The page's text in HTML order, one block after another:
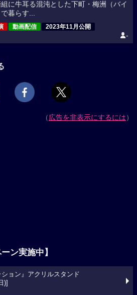
に牛耳る混沌とした下町・梅洲（バイ
暮らす...
動画配信 2023年11月公開
-
（広告を非表示にするには）
ン実施中】
ション』アクリルスタンド
)]